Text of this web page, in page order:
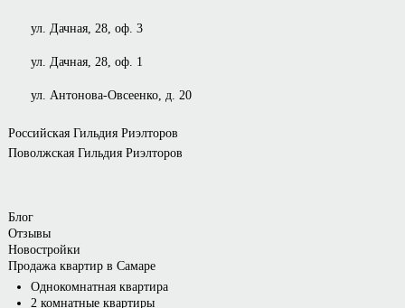
ул. Дачная, 28, оф. 3
ул. Дачная, 28, оф. 1
ул. Антонова-Овсеенко, д. 20
Российская Гильдия Риэлторов
Поволжская Гильдия Риэлторов
Блог
Отзывы
Новостройки
Продажа квартир в Самаре
Однокомнатная квартира
2 комнатные квартиры